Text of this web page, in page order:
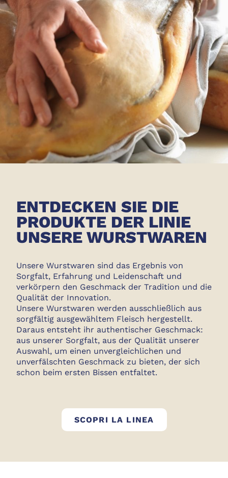
ENTDECKEN SIE DIE
PRODUKTE DER LINIE
UNSERE WURSTWAREN
Unsere Wurstwaren sind das Ergebnis von
Sorgfalt, Erfahrung und Leidenschaft und
verkörpern den Geschmack der Tradition und die
Qualität der Innovation.
Unsere Wurstwaren werden ausschließlich aus
sorgfältig ausgewähltem Fleisch hergestellt.
Daraus entsteht ihr authentischer Geschmack:
aus unserer Sorgfalt, aus der Qualität unserer
Auswahl, um einen unvergleichlichen und
unverfälschten Geschmack zu bieten, der sich
schon beim ersten Bissen entfaltet.
SCOPRI LA LINEA